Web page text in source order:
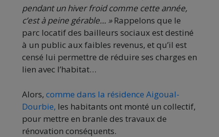
pendant un hiver froid comme cette année,
c’est à peine gérable… »Rappelons que le
parc locatif des bailleurs sociaux est destiné
à un public aux faibles revenus, et qu’il est
censé lui permettre de réduire ses charges en
lien avec l’habitat…
Alors, comme dans la résidence Aigoual-
Dourbie, les habitants ont monté un collectif,
pour mettre en branle des travaux de
rénovation conséquents.